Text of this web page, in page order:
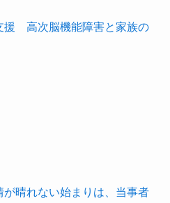
援 高次脳機能障害と家族の
晴れない始まりは、当事者